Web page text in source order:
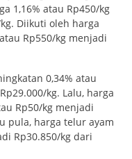
1,16% atau Rp450/kg
Diikuti oleh harga
Rp550/kg menjadi
0,34% atau
kg. Lalu, harga
Rp50/kg menjadi
pula, harga telur ayam
Rp30.850/kg dari